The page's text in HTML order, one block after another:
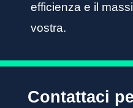
efficienza e il
vostra.
Contattaci